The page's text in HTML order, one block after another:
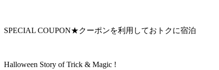
SPECIAL COUPON★クーポンを利用しておトクに宿泊
Halloween Story of Trick & Magic !